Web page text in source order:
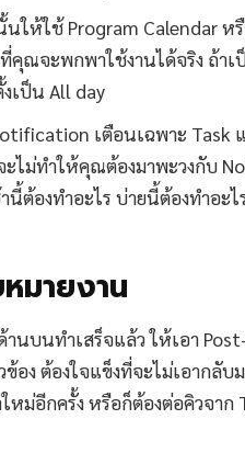
นให้ใช้ Program Calendar
คุณจะพกพาใช้งานได้จริง ถ้า
เป็น All day
เตือนเฉพาะ Task
ะไม่ทำให้คุณต้องมาพะวงกับ
นี้ต้องทำอะไร บ่ายนี้ต้องทำอะไ
มายงาน
นบนทำเสร็จแล้ว ให้เอา
อง ต้องใจแข็งที่จะไม่เอากลับม
หม่อีกครั้ง หรือก็ต้องต่อคิวจาก